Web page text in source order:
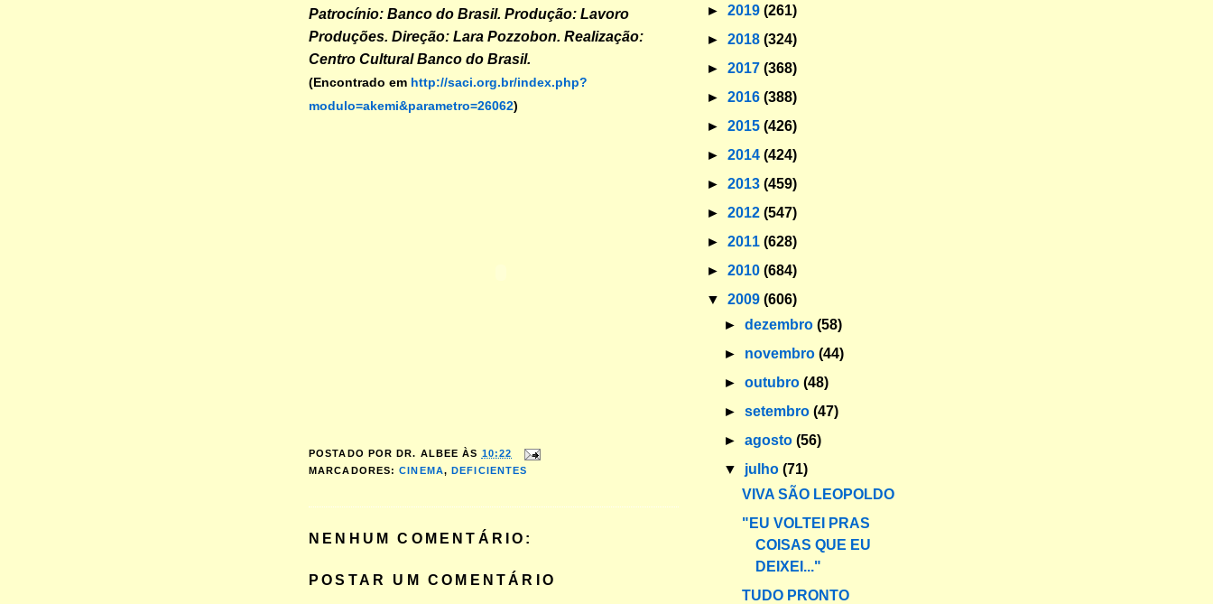
Patrocínio: Banco do Brasil. Produção: Lavoro
Produções. Direção: Lara Pozzobon. Realização:
Centro Cultural Banco do Brasil.
(Encontrado em http://saci.org.br/index.php?
modulo=akemi&parametro=26062)
POSTADO POR DR. ALBEE ÀS 10:22
MARCADORES:CINEMA,DEFICIENTES
NENHUM COMENTÁRIO:
POSTAR UM COMENTÁRIO
► 2019 (261)
► 2018 (324)
► 2017 (368)
► 2016 (388)
► 2015 (426)
► 2014 (424)
► 2013 (459)
► 2012 (547)
► 2011 (628)
► 2010 (684)
▼ 2009 (606)
►dezembro(58)
► novembro(44)
►outubro(48)
►setembro(47)
►agosto(56)
▼ julho(71)
VIVA SÃO LEOPOLDO
"EU VOLTEI PRAS
COISAS QUE EU
DEIXEI..."
TUDO PRONTO